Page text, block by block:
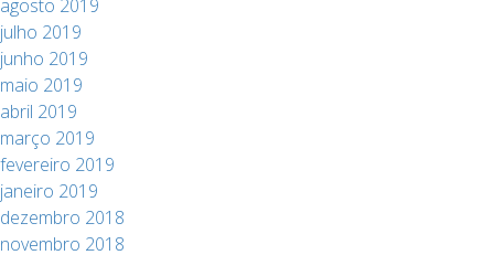
agosto 2019
julho 2019
junho 2019
maio 2019
abril 2019
março 2019
fevereiro 2019
janeiro 2019
dezembro 2018
novembro 2018